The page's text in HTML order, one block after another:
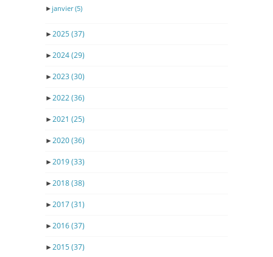
► janvier(5)
►2025(37)
►2024(29)
►2023 (30)
►2022(36)
►2021 (25)
►2020(36)
►2019(33)
►2018(38)
►2017(31)
►2016(37)
►2015(37)